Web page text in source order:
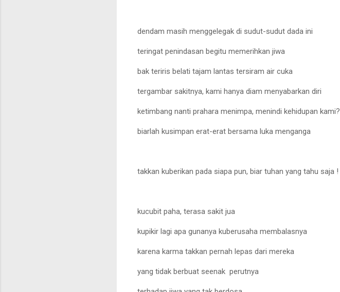
dendam masih menggelegak di sudut-sudut dada ini
teringat penindasan begitu memerihkan jiwa
bak teriris belati tajam lantas tersiram air cuka
tergambar sakitnya, kami hanya diam menyabarkan diri
ketimbang nanti prahara menimpa, menindi kehidupan kami?
biarlah kusimpan erat-erat bersama luka menganga
takkan kuberikan pada siapa pun, biar tuhan yang tahu saja !
kucubit paha, terasa sakit jua
kupikir lagi apa gunanya kuberusaha membalasnya
karena karma takkan pernah lepas dari mereka
yang tidak berbuat seenak perutnya